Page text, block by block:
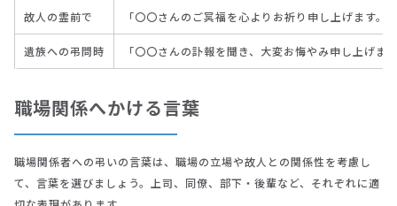
故人の霊前で 「〇〇さんのご冥福を心よりお祈り申し上げます。
遺族への弔問時 「〇〇さんの訃報を聞き、大変お悔やみ申し上げ
職場関係へかける言葉
職場関係者への弔いの言葉は、職場の立場や故人との関係性を考慮し
て、言葉を選びましょう。上司、同僚、部下・後輩など、それぞれに適